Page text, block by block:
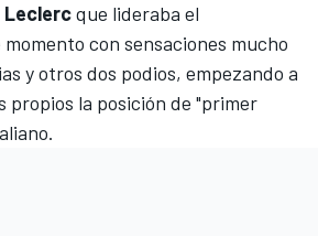
Leclercque lideraba el
con sensaciones mucho
y otros dos podios, empezando a
propios la posición de "primer